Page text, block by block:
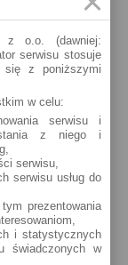
»
»
»
z o.o. (dawniej:
serwisu stosuje
się z poniższymi
w celu:
serwisu i
z niego i
serwisu,
serwisu usług do
prezentowania
i statystycznych
świadczonych w